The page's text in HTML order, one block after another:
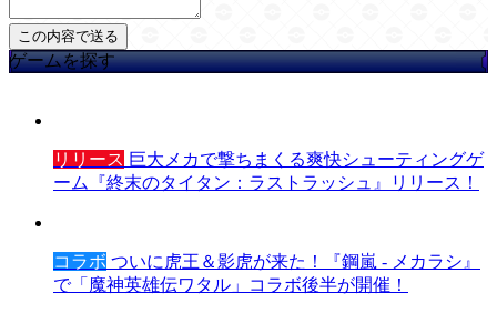
ゲームを探す
リリース 巨大メカで撃ちまくる爽快シューティングゲ
ーム『終末のタイタン：ラストラッシュ』リリース！
コラボ ついに虎王＆影虎が来た！『鋼嵐 - メカラシ』
で「魔神英雄伝ワタル」コラボ後半が開催！